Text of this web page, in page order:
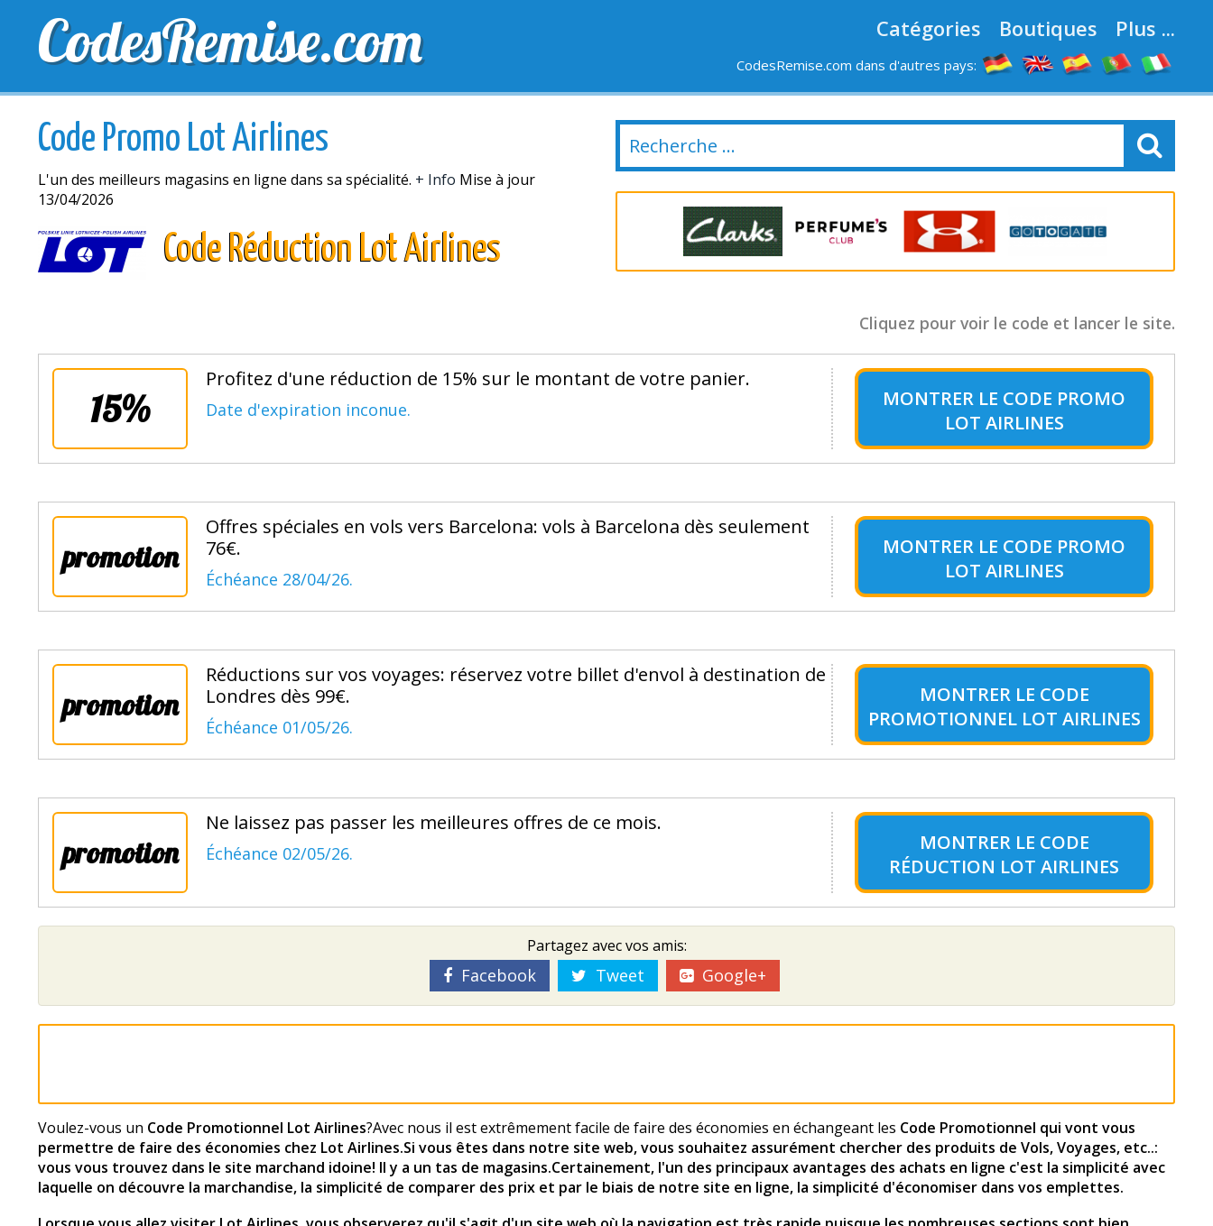
CodesRemise.com Catégories Boutiques Plus ...
CodesRemise.com dans d'autres pays:
MEILLEURS CODES PROMO CODES PROMO EXCLUSIFS DERNIERS JOURS NOUVELLES MAGASINS
Code Promo Lot Airlines
L'un des meilleurs magasins en ligne dans sa spécialité. + Info Mise à jour
13/04/2026
Code Réduction Lot Airlines
Cliquez pour voir le code et lancer le site.
15%
Profitez d'une réduction de 15% sur le montant de votre panier.
Date d'expiration inconue. MONTRER LE CODE PROMO
LOT AIRLINES
promotion
Offres spéciales en vols vers Barcelona: vols à Barcelona dès seulement
76€.
Échéance 28/04/26.
MONTRER LE CODE PROMO
LOT AIRLINES
promotion
Réductions sur vos voyages: réservez votre billet d'envol à destination de
Londres dès 99€.
Échéance 01/05/26.
MONTRER LE CODE
PROMOTIONNEL LOT AIRLINES
promotion
Ne laissez pas passer les meilleures offres de ce mois.
Échéance 02/05/26. MONTRER LE CODE
RÉDUCTION LOT AIRLINES
Partagez avec vos amis:
Facebook Tweet Google+
Voulez-vous un Code Promotionnel Lot Airlines?Avec nous il est extrêmement facile de faire des économies en échangeant les Code Promotionnel qui vont vous
permettre de faire des économies chez Lot Airlines.Si vous êtes dans notre site web, vous souhaitez assurément chercher des produits de Vols, Voyages, etc..:
vous vous trouvez dans le site marchand idoine! Il y a un tas de magasins.Certainement, l'un des principaux avantages des achats en ligne c'est la simplicité avec
laquelle on découvre la marchandise, la simplicité de comparer des prix et par le biais de notre site en ligne, la simplicité d'économiser dans vos emplettes.